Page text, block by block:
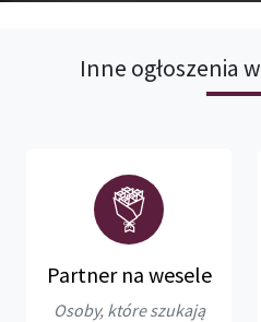
Inne ogłoszenia w
Partner na wesele
Osoby, które szukają